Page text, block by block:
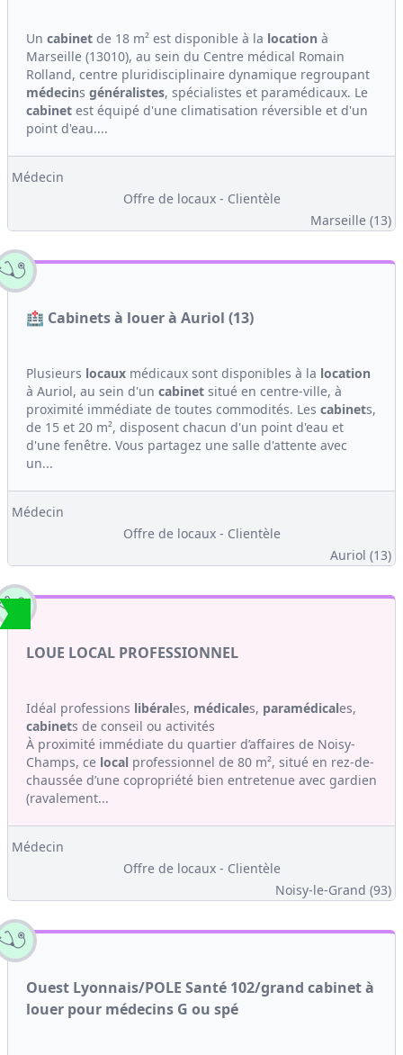
Un cabinet de 18 m² est disponible à la location à
Marseille (13010), au sein du Centre médical Romain
Rolland, centre pluridisciplinaire dynamique regroupant
médecins généralistes, spécialistes et paramédicaux. Le
cabinet est équipé d'une climatisation réversible et d'un
point d'eau....
Médecin
Offre de locaux - Clientèle
Marseille (13)
🏥 Cabinets à louer à Auriol (13)
Plusieurs locaux médicaux sont disponibles à la location
à Auriol, au sein d'un cabinet situé en centre-ville, à
proximité immédiate de toutes commodités. Les cabinets,
de 15 et 20 m², disposent chacun d'un point d'eau et
d'une fenêtre. Vous partagez une salle d'attente avec
un...
Médecin
Offre de locaux - Clientèle
Auriol (13)
LOUE LOCAL PROFESSIONNEL
Idéal professions libérales, médicales, paramédicales,
cabinets de conseil ou activités
À proximité immédiate du quartier d’affaires de Noisy-
Champs, ce local professionnel de 80 m², situé en rez-de-
chaussée d’une copropriété bien entretenue avec gardien
(ravalement...
Médecin
Offre de locaux - Clientèle
Noisy-le-Grand (93)
Ouest Lyonnais/POLE Santé 102/grand cabinet à
louer pour médecins G ou spé